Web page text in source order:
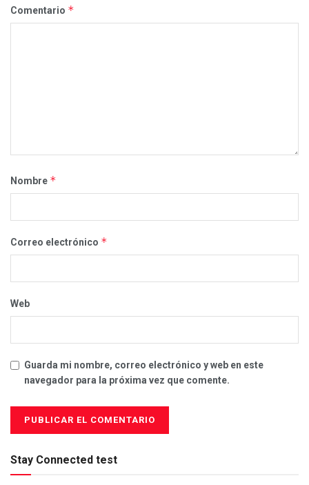
Comentario *
Nombre *
Correo electrónico *
Web
Guarda mi nombre, correo electrónico y web en este
navegador para la próxima vez que comente.
Stay Connected test